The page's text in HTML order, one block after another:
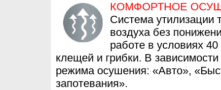
КОМФОРТНОЕ
Система утилизации
воздуха без
работе в условиях
клещей и грибки. В
режима осушения: «Авто»,
запотевания».